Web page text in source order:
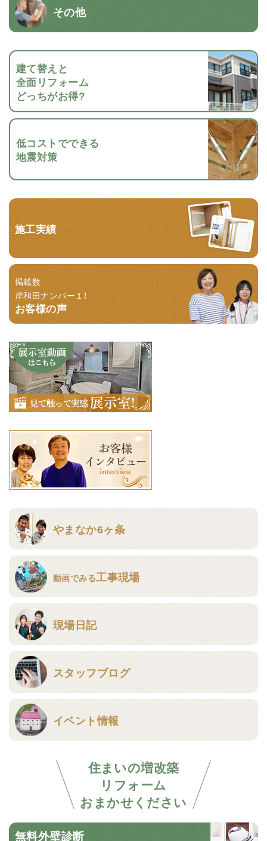
その他
建て替えと
全面リフォーム
どっちがお得?
低コストでできる
地震対策
施工実績
掲載数
岸和田ナンバー１！
お客様の声
やまなか6ヶ条
動画でみる工事現場
現場日記
スタッフブログ
イベント情報
住まいの増改築
リフォーム
おまかせください
無料外壁診断